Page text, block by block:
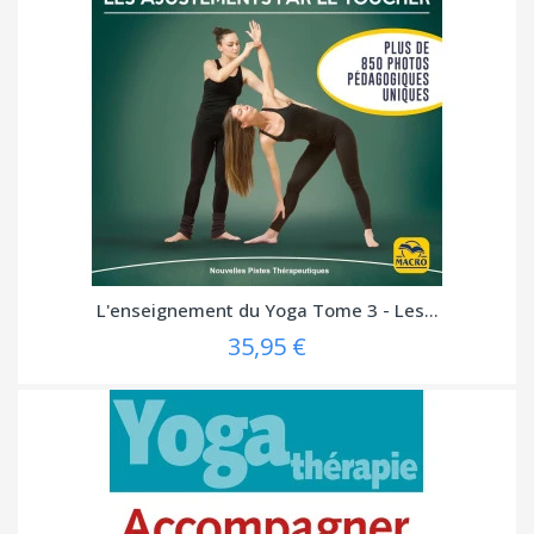
L'enseignement du Yoga Tome 3 - Les...
35,95 €